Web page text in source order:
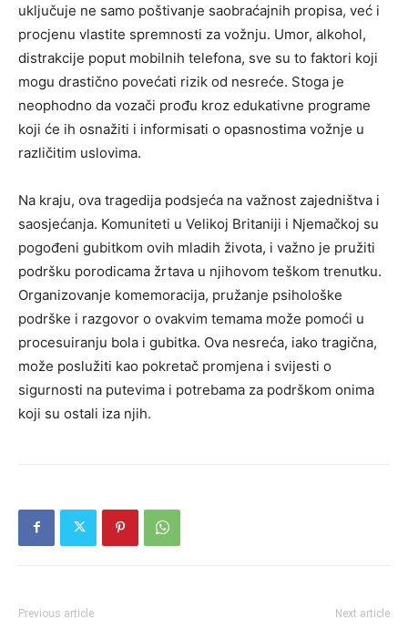
uključuje ne samo poštivanje saobraćajnih propisa, već i
procjenu vlastite spremnosti za vožnju. Umor, alkohol,
distrakcije poput mobilnih telefona, sve su to faktori koji
mogu drastično povećati rizik od nesreće. Stoga je
neophodno da vozači prođu kroz edukativne programe
koji će ih osnažiti i informisati o opasnostima vožnje u
različitim uslovima.
Na kraju, ova tragedija podsjeća na važnost zajedništva i
saosjećanja. Komuniteti u Velikoj Britaniji i Njemačkoj su
pogođeni gubitkom ovih mladih života, i važno je pružiti
podršku porodicama žrtava u njihovom teškom trenutku.
Organizovanje komemoracija, pružanje psihološke
podrške i razgovor o ovakvim temama može pomoći u
procesuiranju bola i gubitka. Ova nesreća, iako tragična,
može poslužiti kao pokretač promjena i svijesti o
sigurnosti na putevima i potrebama za podrškom onima
koji su ostali iza njih.
Previous article Next article